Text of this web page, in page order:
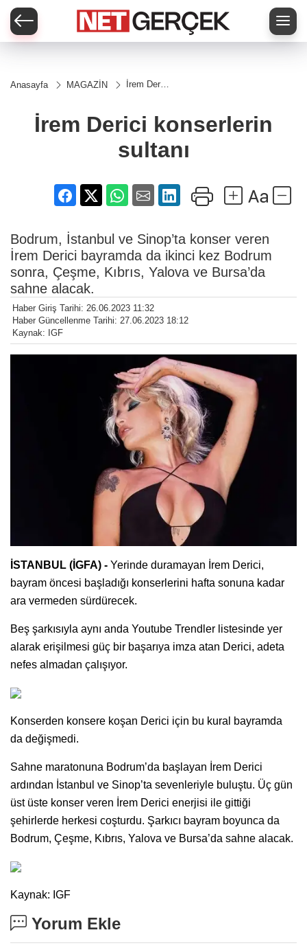
Anasayfa MAGAZİN
İrem Derici
İrem Derici konserlerin
sultanı
Bodrum, İstanbul ve Sinop’ta konser veren
İrem Derici bayramda da ikinci kez Bodrum
sonra, Çeşme, Kıbrıs, Yalova ve Bursa’da
sahne alacak.
Haber Giriş Tarihi: 26.06.2023 11:32
Haber Güncellenme Tarihi: 27.06.2023 18:12
Kaynak: IGF
İSTANBUL (İGFA) - Yerinde duramayan İrem Derici,
bayram öncesi başladığı konserlerini hafta sonuna kadar
ara vermeden sürdürecek.
Beş şarkısıyla aynı anda Youtube Trendler listesinde yer
alarak erişilmesi güç bir başarıya imza atan Derici, adeta
nefes almadan çalışıyor.
Konserden konsere koşan Derici için bu kural bayramda
da değişmedi.
Sahne maratonuna Bodrum’da başlayan İrem Derici
ardından İstanbul ve Sinop’ta sevenleriyle buluştu. Üç gün
üst üste konser veren İrem Derici enerjisi ile gittiği
şehirlerde herkesi coşturdu. Şarkıcı bayram boyunca da
Bodrum, Çeşme, Kıbrıs, Yalova ve Bursa’da sahne alacak.
Kaynak: IGF
Yorum Ekle